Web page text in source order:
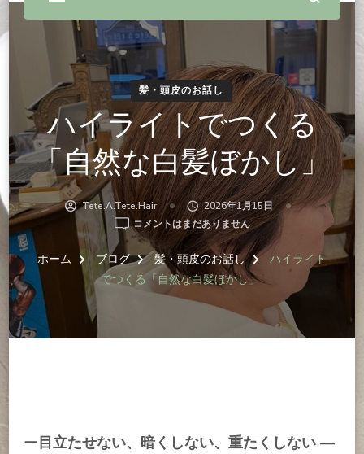
髪・頭皮のお話し
ハイライトでつくる
「自然な白髪ぼかし」
Tete.a.tete.hair
2026年1月15日
ハ
イ
ラ
イ
く
髪
コメントはまだありません
ホーム ブログ 髪・頭皮のお話し
ハイライト
でつくる「自然な白髪ぼかし」
ー目立たせない、暗くしない、重たくしない ―